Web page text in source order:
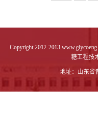
Copyright 2012-2013
糖工程技
地址：山东省